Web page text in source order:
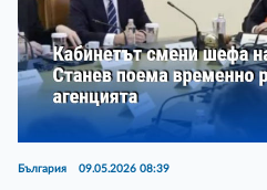
България 09.05.2026 08:39